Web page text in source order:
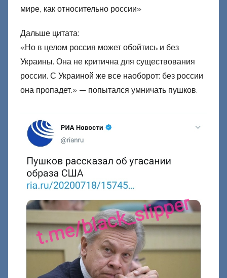
мире, как относительно россии»
Дальше цитата:
«Но в целом россия может обойтись и без
Украины. Она не критична для существования
россии. С Украиной же все наоборот: без россии
она пропадет.» — попытался умничать пушков.